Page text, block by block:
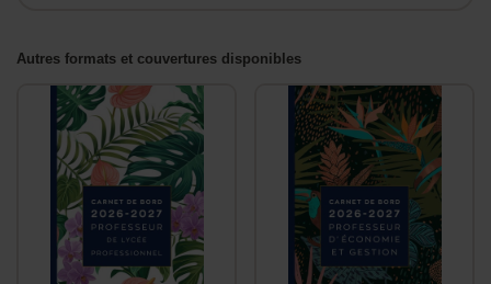
Autres formats et couvertures disponibles